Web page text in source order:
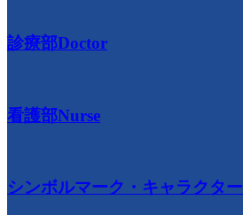
診療部Doctor
看護部Nurse
シンボルマーク・キャラクター